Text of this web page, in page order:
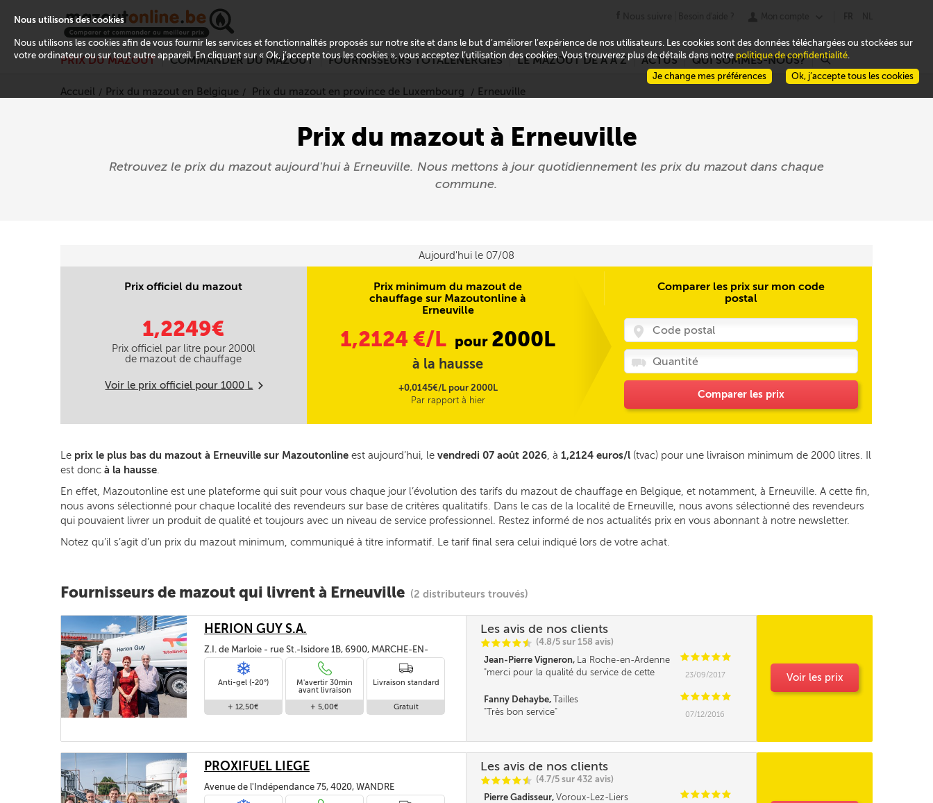
PRIX DU MAZOUT COMMANDER DU MAZOUT FOURNISSEURS TOTALENERGIES LE MAZOUT DE A À Z ACTUS QUI SOMMES-NOUS? r
Accueil Prix du mazout en Belgique Prix du mazout en province de Luxembourg Erneuville
Prix du mazout à Erneuville
Retrouvez le prix du mazout aujourd'hui à Erneuville. Nous mettons à jour quotidiennement les prix du mazout dans chaque
commune.
Aujourd'hui le 07/08
Prix officiel du mazout
1,2249€
Prix officiel par litre pour 2000l
de mazout de chauffage
Voir le prix officiel pour1000 L m
Prix minimum du mazout de
chauffage sur Mazoutonline à
Erneuville
1,2124 €/L pour 2000L
à la hausse
+0,0145€/L pour 2000L
Par rapport à hier
Comparer les prix sur mon code
postal
Comparer les prix
Le prix le plus bas du mazout à Erneuville sur Mazoutonline est aujourd’hui, le vendredi 07 août 2026, à 1,2124 euros/l (tvac) pour une livraison minimum de 2000 litres. Il
est donc à la hausse.
En effet, Mazoutonline est une plateforme qui suit pour vous chaque jour l’évolution des tarifs du mazout de chauffage en Belgique, et notamment, à Erneuville. A cette fin,
nous avons sélectionné pour chaque localité des revendeurs sur base de critères qualitatifs. Dans le cas de la localité de Erneuville, nous avons sélectionné des revendeurs
qui pouvaient livrer un produit de qualité et toujours avec un niveau de service professionnel. Restez informé de nos actualités prix en vous abonnant à notre newsletter.
Notez qu’il s’agit d’un prix du mazout minimum, communiqué à titre informatif. Le tarif final sera celui indiqué lors de votre achat.
Fournisseurs de mazout qui livrent à Erneuville (2 distributeurs trouvés)
HERION GUY S.A.
Z.I. de Marloie - rue St.-Isidore 1B, 6900, MARCHE-EN-
FAMENNE
Anti-gel (-20°)
+ 12,50€
M'avertir 30min
avant livraison
+ 5,00€
Livraison standard
Gratuit
Les avis de nos clients
CCCCi
@ (4.8/5 sur 158 avis)
Jean-Pierre Vigneron, La Roche-en-Ardenne CCCCC
merci pour la qualité du service de cette
23/09/2017
Fanny Dehaybe, Tailles CCCCC
Très bon service
07/12/2016
Voir les prix
PROXIFUEL LIEGE
Avenue de l'Indépendance 75, 4020, WANDRE
Les avis de nos clients
CCCCi
@ (4.7/5 sur 432 avis)
Pierre Gadisseur, Voroux-Lez-Liers CCCCC
Nous utilisons des cookies
Nous utilisons les cookies afin de vous fournir les services et fonctionnalités proposés sur notre site et dans le but d’améliorer l’expérience de nos utilisateurs. Les cookies sont des données téléchargées ou stockées sur
votre ordinateur ou sur tout autre appareil. En cliquant sur « Ok, j’accepte tous les cookies », vous acceptez l’utilisation des cookies. Vous trouverez plus de détails dans notre politique de confidentialité.
Ok, j’accepte tous les cookies
Je change mes préférences